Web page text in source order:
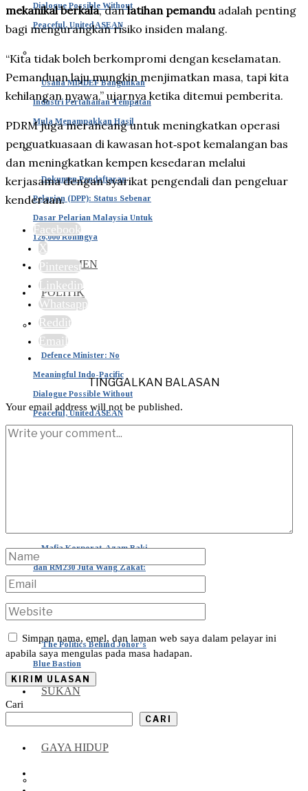
Dialogue Possible Without
Peaceful, United ASEAN
Usaha MINDEF Bangunkan
Industri Pertahanan Tempatan
Mula Menampakkan Hasil
Dokumen Pendaftaran
Pelarian (DPP): Status Sebenar
Dasar Pelarian Malaysia Untuk
126,000 Rohingya
PARLIMEN
POLITIK
Defence Minister: No
Meaningful Indo-Pacific
Dialogue Possible Without
Peaceful, United ASEAN
Mafia Korporat, Azam Baki
dan RM230 Juta Wang Zakat:
Apa Sebenarnya Berlaku?
The Politics Behind Johor’s
Blue Bastion
SUKAN
GAYA HIDUP
mekanikal berkala, danlatihan pemanduadalah penting
bagi mengurangkan risiko insiden malang.
“Kita tidak boleh berkompromi dengan keselamatan.
Pemanduan laju mungkin menjimatkan masa, tapi kita
kehilangan nyawa,” ujarnya ketika ditemui pemberita.
PDRM juga merancang untuk meningkatkan operasi
penguatkuasaan di kawasan hot‑spot kemalangan bas
dan meningkatkan kempen kesedaran melalui
kerjasama dengan syarikat pengendali dan pengeluar
kenderaan.
Facebook
X
Pinterest
Linkedin
Whatsapp
Reddit
Email
TINGGALKAN BALASAN
Your email address will not be published.
Simpan nama, emel, dan laman web saya dalam pelayar ini
apabila saya mengulas pada masa hadapan.
Cari
CARI